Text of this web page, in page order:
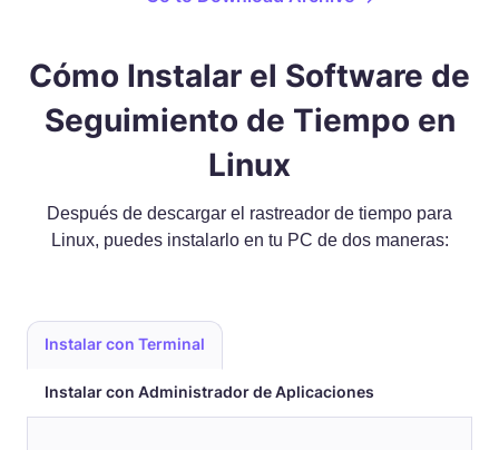
Cómo Instalar el Software de
Seguimiento de Tiempo en
Linux
Después de descargar el rastreador de tiempo para
Linux, puedes instalarlo en tu PC de dos maneras:
Instalar con Terminal
Instalar con Administrador de Aplicaciones